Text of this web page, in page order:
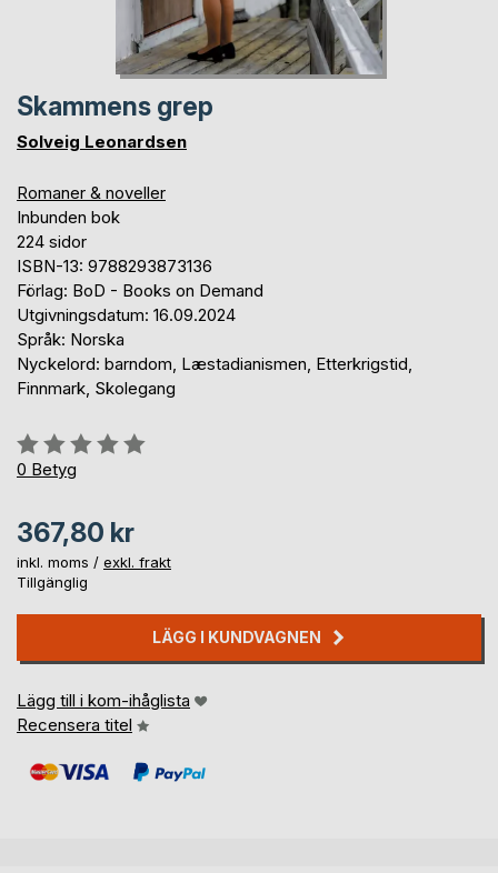
Skammens grep
Solveig Leonardsen
Romaner & noveller
Inbunden bok
224 sidor
ISBN-13: 9788293873136
Förlag: BoD - Books on Demand
Utgivningsdatum: 16.09.2024
Språk: Norska
Nyckelord: barndom, Læstadianismen, Etterkrigstid,
Finnmark, Skolegang
Betyg::
0%
0 Betyg
367,80 kr
inkl. moms / exkl. frakt
Tillgänglig
LÄGG I KUNDVAGNEN
Lägg till i kom-ihåglista
Recensera titel